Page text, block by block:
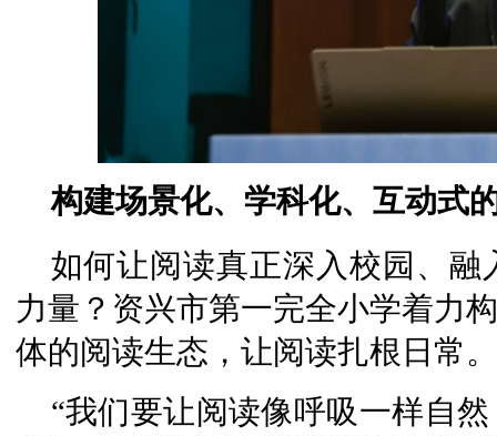
构建场景化、学科化、互动式
如何让阅读真正深入校园、
力量？资兴市第一完全小学着力
体的阅读生态，让阅读扎根日常。
“我们要让阅读像呼吸一样自